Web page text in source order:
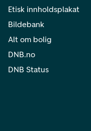
Etisk innholdsplakat
Bildebank
Alt om bolig
DNB.no
DNB Status